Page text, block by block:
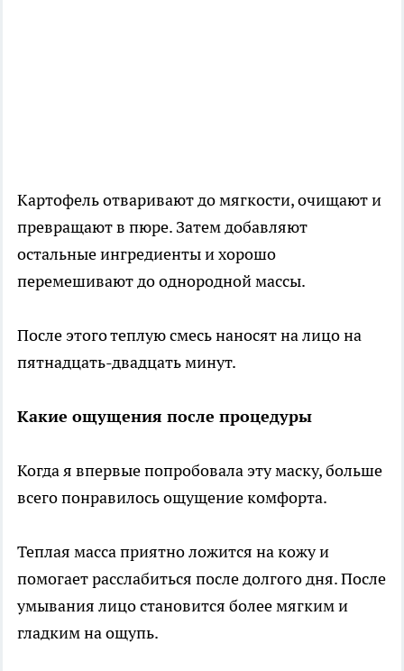
Картофель отваривают до мягкости, очищают и
превращают в пюре. Затем добавляют
остальные ингредиенты и хорошо
перемешивают до однородной массы.
После этого теплую смесь наносят на лицо на
пятнадцать-двадцать минут.
Какие ощущения после процедуры
Когда я впервые попробовала эту маску, больше
всего понравилось ощущение комфорта.
Теплая масса приятно ложится на кожу и
помогает расслабиться после долгого дня. После
умывания лицо становится более мягким и
гладким на ощупь.